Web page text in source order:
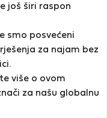
još širi raspon
smo posvećeni
za najam bez
više o ovom
za našu globalnu
Ponude